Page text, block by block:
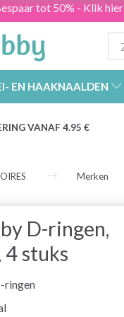
tot 50% - Klik hier
EN HAAKNAALDEN
VANAF 4.95 €
Merken
D-ringen,
4 stuks
ringen